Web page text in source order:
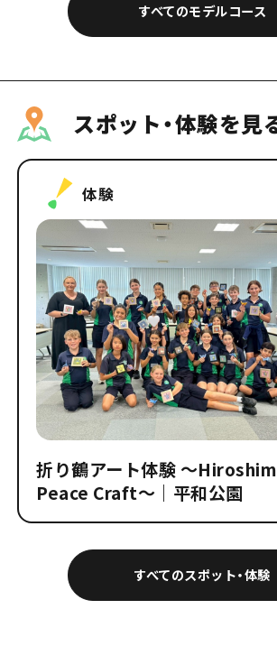
すべてのモデルコース
スポット・体験を見
すべてのスポット・体験
体験
折り鶴アート体験 〜
Peace Craft〜｜平和公園